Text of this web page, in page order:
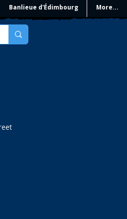
Banlieue d'Édimbourg More...